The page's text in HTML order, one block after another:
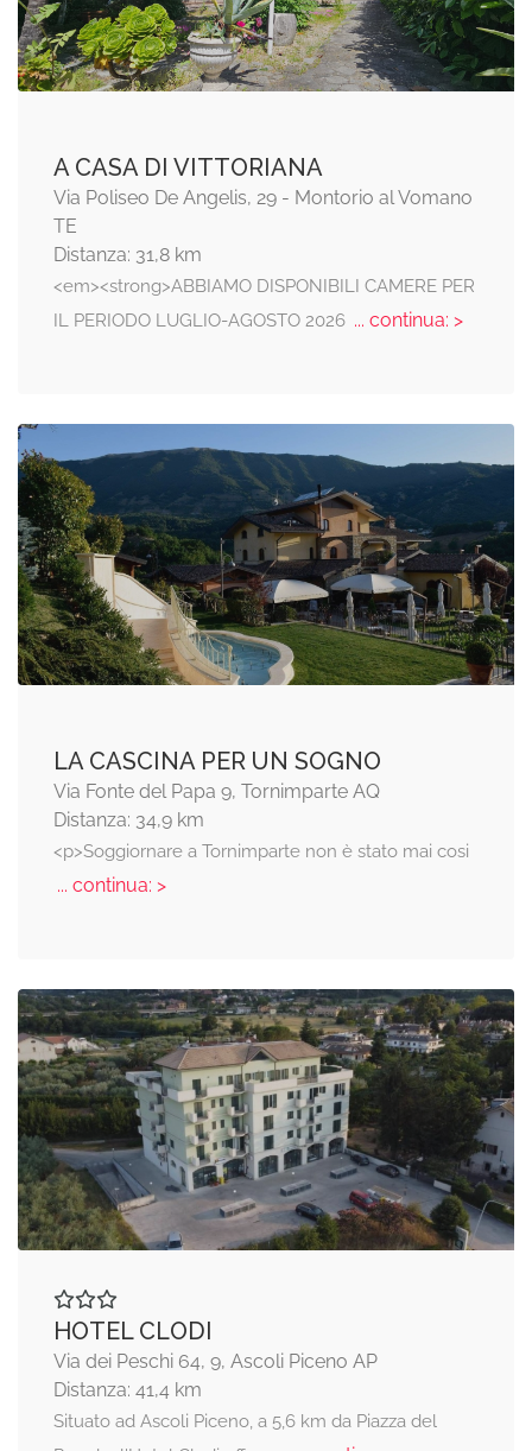
A CASA DI VITTORIANA
Via Poliseo De Angelis, 29 - Montorio al Vomano
TE
Distanza: 31,8 km
<em><strong>ABBIAMO DISPONIBILI CAMERE PER
IL PERIODO LUGLIO-AGOSTO 2026... continua: >
LA CASCINA PER UN SOGNO
Via Fonte del Papa 9, Tornimparte AQ
Distanza: 34,9 km
<p>Soggiornare a Tornimparte non è stato mai cosi
... continua: >
HOTEL CLODI
Via dei Peschi 64, 9, Ascoli Piceno AP
Distanza: 41,4 km
Situato ad Ascoli Piceno, a 5,6 km da Piazza del